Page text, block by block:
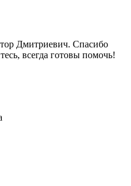
Дмитриевич. Спасибо
всегда готовы помочь!